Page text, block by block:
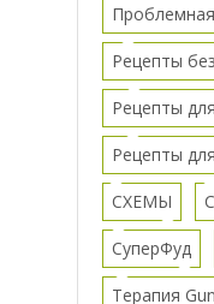
Рецепты
Рецепты
Рецепты
СХЕМЫ
СуперФуд
Терапия